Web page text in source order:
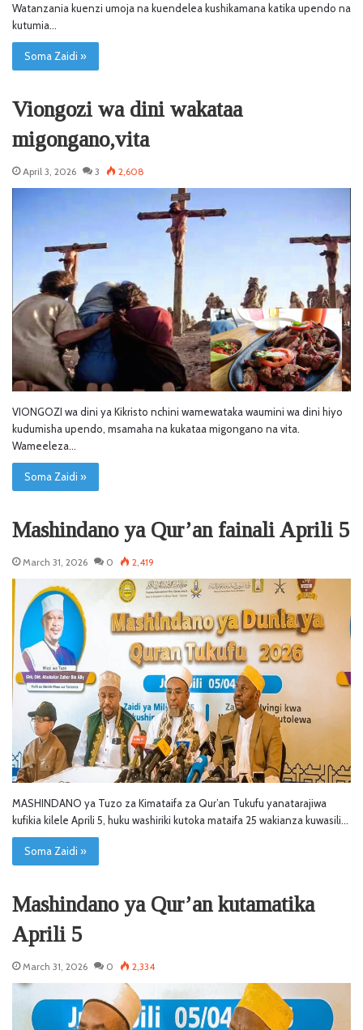
Watanzania kuenzi umoja na kuendelea kushikamana katika upendo na
kutumia…
Soma Zaidi »
Viongozi wa dini wakataa
migongano,vita
April 3, 2026 3 2,608
VIONGOZI wa dini ya Kikristo nchini wamewataka waumini wa dini hiyo
kudumisha upendo, msamaha na kukataa migongano na vita.
Wameeleza…
Soma Zaidi »
Mashindano ya Qur’an fainali Aprili 5
March 31, 2026 0 2,419
MASHINDANO ya Tuzo za Kimataifa za Qur’an Tukufu yanatarajiwa
kufikia kilele Aprili 5, huku washiriki kutoka mataifa 25 wakianza kuwasili…
Soma Zaidi »
Mashindano ya Qur’an kutamatika
Aprili 5
March 31, 2026 0 2,334